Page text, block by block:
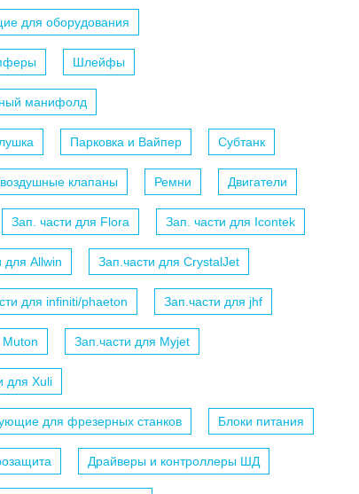
для оборудования
Шлейфы
манифолд
Парковка и Вайпер Субтанк
клапаны Ремни Двигатели
Зап. части для Flora Зап. части для Icontek
для Allwin Зап.части для CrystalJet
для infiniti/phaeton Зап.части для jhf
Muton Зап.части для Myjet
для Xuli
для фрезерных станков Блоки питания
Драйверы и контроллеры ШД